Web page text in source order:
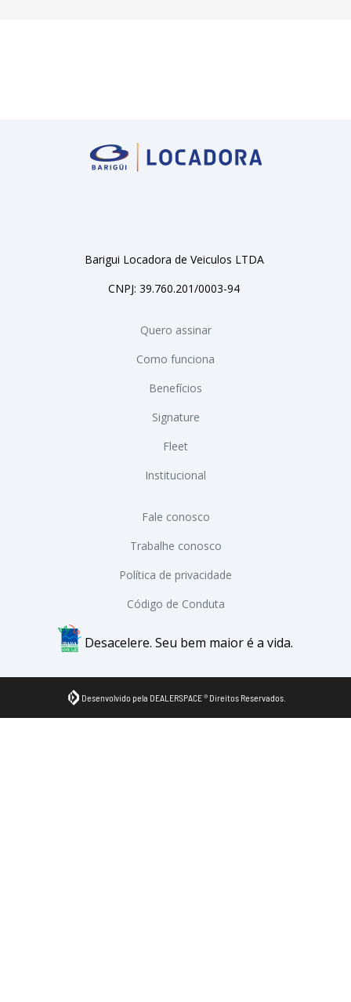
Barigui Locadora de Veiculos LTDA
CNPJ: 39.760.201/0003-94
Quero assinar
Como funciona
Benefícios
Signature
Fleet
Institucional
Fale conosco
Trabalhe conosco
Política de privacidade
Código de Conduta
Desacelere. Seu bem maior é a vida.
Desenvolvido pela DEALERSPACE ® Direitos Reservados.